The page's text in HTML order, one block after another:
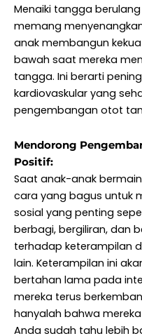
Menaiki tangga
memang
anak membangun
bawah saat mereka
tangga. Ini berarti
kardiovaskular yang
pengembangan otot
Mendorong
Positif:
Saat anak-anak
cara yang bagus untuk
sosial yang penting
berbagi, bergiliran, dan
terhadap keterampilan
lain. Keterampilan ini
bertahan lama pada
mereka terus
hanyalah bahwa
Anda sudah tahu lebih